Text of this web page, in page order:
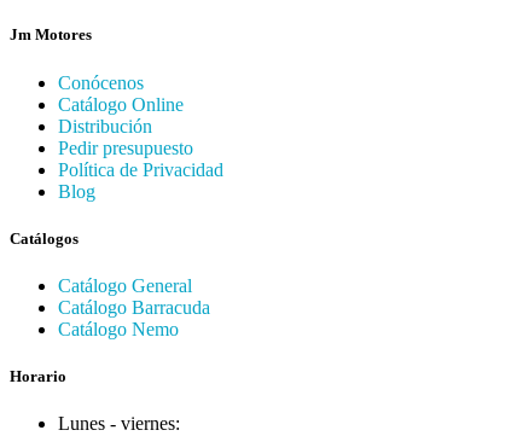
Jm Motores
Conócenos
Catálogo Online
Distribución
Pedir presupuesto
Política de Privacidad
Blog
Catálogos
Catálogo General
Catálogo Barracuda
Catálogo Nemo
Horario
Lunes - viernes: